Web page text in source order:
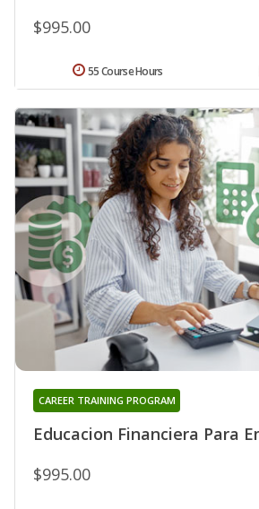
$995.00
55 Course Hours
Educacion Financiera Para
CAREER TRAINING PROGRAM
$995.00